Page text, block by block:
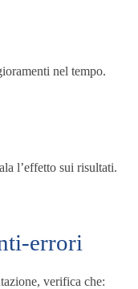
nel tempo.
l’effetto sui risultati.
errori
verifica che: